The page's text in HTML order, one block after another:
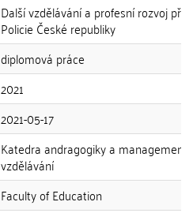
Další vzdělávání a profesní rozvoj
Policie České republiky
diplomová práce
2021
2021-05-17
Katedra andragogiky a managementu
vzdělávání
Faculty of Education